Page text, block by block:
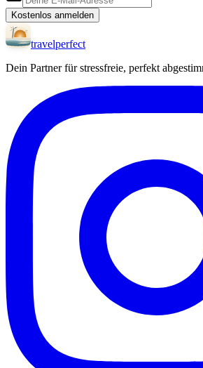
Kostenlos anmelden
travelperfect
Dein Partner für stressfreie, perfekt